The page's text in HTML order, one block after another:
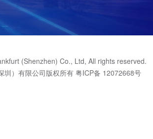
(Shenzhen) Co., Ltd, All rights reserved.
圳）有限公司版权所有 粤ICP备 12072668号